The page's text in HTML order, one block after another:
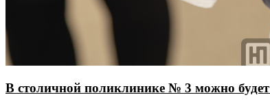
В столичной поликлинике № 3 можно будет